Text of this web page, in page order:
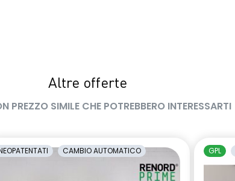
Altre offerte
PREZZO SIMILE CHE POTREBBERO INTERESSARTI
CAMBIO AUTOMATICO GPL